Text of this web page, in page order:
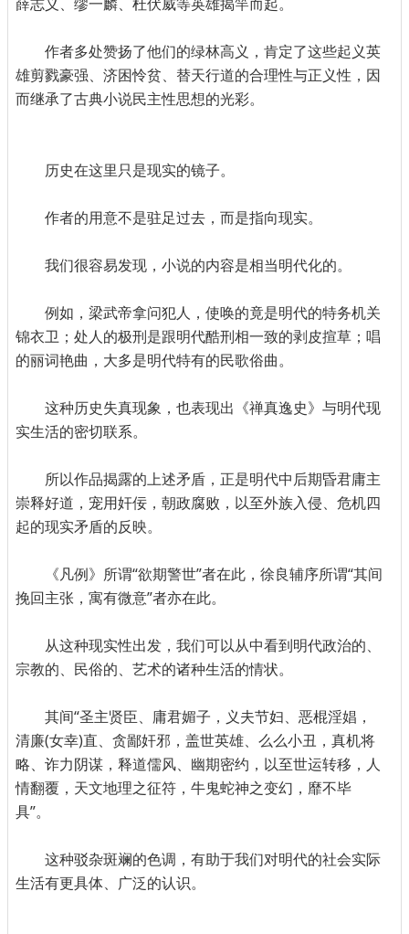
作者多处赞扬了他们的绿林高义，肯定了这些起义英
雄剪戮豪强、济困怜贫、替天行道的合理性与正义性，因
而继承了古典小说民主性思想的光彩。
历史在这里只是现实的镜子。
作者的用意不是驻足过去，而是指向现实。
我们很容易发现，小说的内容是相当明代化的。
例如，梁武帝拿问犯人，使唤的竟是明代的特务机关
锦衣卫；处人的极刑是跟明代酷刑相一致的剥皮揎草；唱
的丽词艳曲，大多是明代特有的民歌俗曲。
这种历史失真现象，也表现出《禅真逸史》与明代现
实生活的密切联系。
所以作品揭露的上述矛盾，正是明代中后期昏君庸主
崇释好道，宠用奸佞，朝政腐败，以至外族入侵、危机四
起的现实矛盾的反映。
《凡例》所谓“欲期警世”者在此，徐良辅序所谓“其间
挽回主张，寓有微意”者亦在此。
从这种现实性出发，我们可以从中看到明代政治的、
宗教的、民俗的、艺术的诸种生活的情状。
其间“圣主贤臣、庸君媚子，义夫节妇、恶棍淫娼，
清廉(女幸)直、贪鄙奸邪，盖世英雄、么么小丑，真机将
略、诈力阴谋，释道儒风、幽期密约，以至世运转移，人
情翻覆，天文地理之征符，牛鬼蛇神之变幻，靡不毕
具”。
这种驳杂斑斓的色调，有助于我们对明代的社会实际
生活有更具体、广泛的认识。